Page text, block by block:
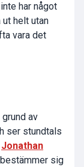
har något
helt utan
vara det
grund av
ser stundtals
Jonathan
bestämmer sig